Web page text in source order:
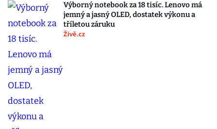
Výborný notebook za 18 tisíc. Lenovo má
jemný a jasný OLED, dostatek výkonu a
tříletou záruku
Živě.cz